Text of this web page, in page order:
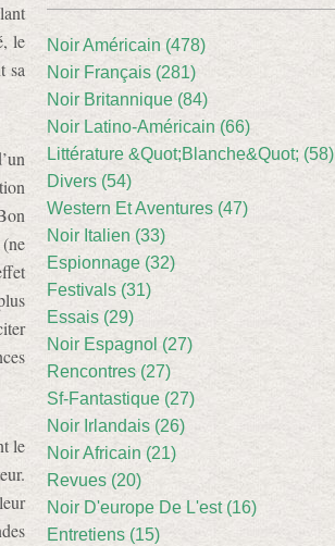
le
sa
le
Noir Américain (478)
Noir Français (281)
Noir Britannique (84)
Noir Latino-Américain (66)
Littérature &Quot;Blanche&Quot; (58)
Divers (54)
Western Et Aventures (47)
Noir Italien (33)
Espionnage (32)
Festivals (31)
Essais (29)
Noir Espagnol (27)
Rencontres (27)
Sf-Fantastique (27)
Noir Irlandais (26)
Noir Africain (21)
Revues (20)
Noir D'europe De L'est (16)
Entretiens (15)